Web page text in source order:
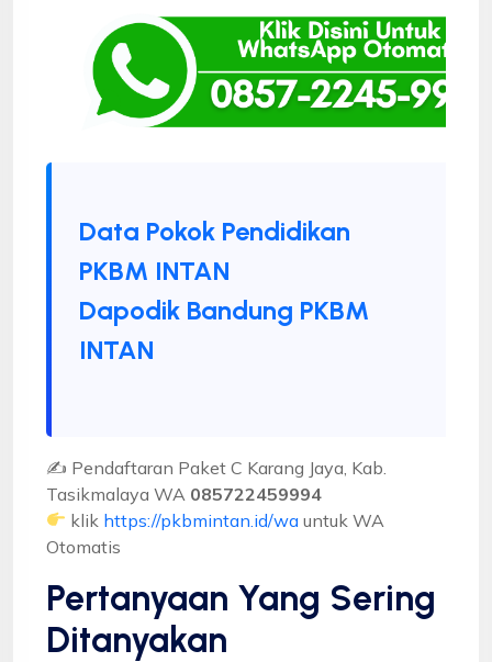
Data Pokok Pendidikan
PKBM INTAN
Dapodik Bandung PKBM
INTAN
✍ Pendaftaran Paket C Karang Jaya, Kab.
Tasikmalaya WA 085722459994
klik https://pkbmintan.id/wa untuk WA
Otomatis
Pertanyaan Yang Sering
Ditanyakan